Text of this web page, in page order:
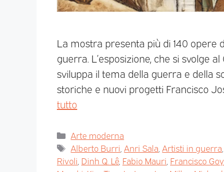
La mostra presenta più di 140 opere
guerra. L’esposizione, che si svolge
sviluppa il tema della guerra e della
storiche e nuovi progetti Francisco
tutto
Arte moderna
Alberto Burri ,Anri Sala ,Artisti in guerra
Rivoli Dinh Q. Lê, Fabio Mauri Francisco